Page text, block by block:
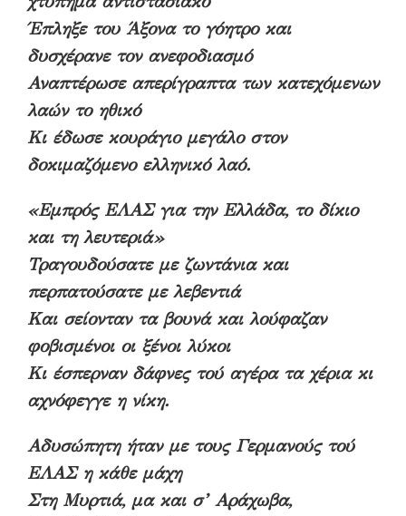
Έπληξε του Άξονα το γόητρο και
δυσχέρανε τον ανεφοδιασμό
Αναπτέρωσε απερίγραπτα των κατεχόμενων
λαών το ηθικό
Κι έδωσε κουράγιο μεγάλο στον
δοκιμαζόμενο ελληνικό λαό.
«Εμπρός ΕΛΑΣ για την Ελλάδα, το δίκιο
και τη λευτεριά»
Τραγουδούσατε με ζωντάνια και
περπατούσατε με λεβεντιά
Και σείονταν τα βουνά και λούφαζαν
φοβισμένοι οι ξένοι λύκοι
Κι έσπερναν δάφνες τού αγέρα τα χέρια κι
αχνόφεγγε η νίκη.
Αδυσώπητη ήταν με τους Γερμανούς τού
ΕΛΑΣ η κάθε μάχη
Στη Μυρτιά, μα και σ’ Αράχωβα,